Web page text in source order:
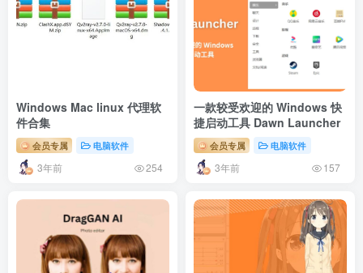
Windows Mac linux 代理软
件合集
会员专属 电脑软件
3年前 254
一款较受欢迎的 Windows 快
捷启动工具 Dawn Launcher
会员专属 电脑软件
3年前 157